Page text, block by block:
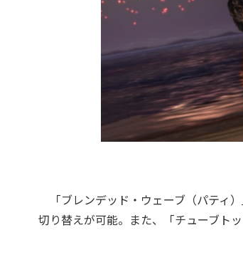
「ブレンデッド・ウェーブ（パティ
切り替えが可能。また、「チューブト